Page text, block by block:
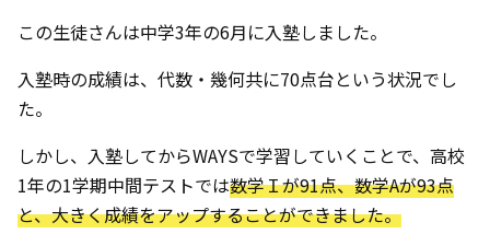
この生徒さんは中学3年の6月に入塾しました。
入塾時の成績は、代数・幾何共に70点台という状況でし
た。
しかし、入塾してからWAYSで学習していくことで、高校
1年の1学期中間テストでは数学Ｉが91点、数学Aが93点
と、大きく成績をアップすることができました。